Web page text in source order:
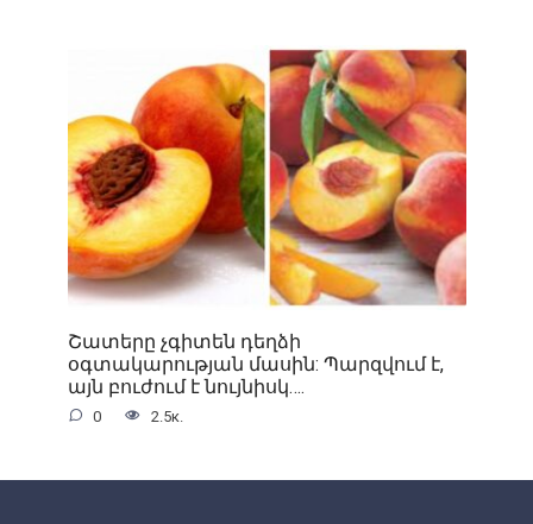
Շատերը չգիտեն դեղձի
օգտակարության մասին: Պարզվում է,
այն բուժում է նույնիսկ….
0 2.5к.